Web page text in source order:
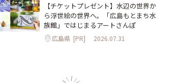
【チケットプレゼント】水辺の世界か
ら浮世絵の世界へ。「広島もとまち水
族館」ではじまるアートさんぽ
広島県 [PR] 2026.07.31